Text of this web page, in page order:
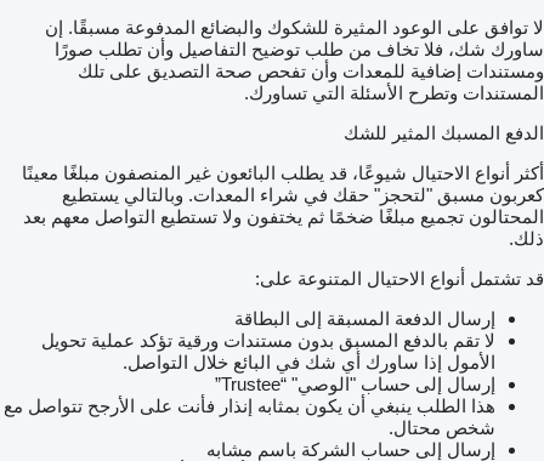
لا توافق على الوعود المثيرة للشكوك والبضائع المدفوعة مسبقًا. إن
ساورك شك، فلا تخاف من طلب توضيح التفاصيل وأن تطلب صورًا
ومستندات إضافية للمعدات وأن تفحص صحة التصديق على تلك
المستندات وتطرح الأسئلة التي تساورك.
الدفع المسبك المثير للشك
أكثر أنواع الاحتيال شيوعًا، قد يطلب البائعون غير المنصفون مبلغًا معينًا
كعربون مسبق "لتحجز" حقك في شراء المعدات. وبالتالي يستطيع
المحتالون تجميع مبلغًا ضخمًا ثم يختفون ولا تستطيع التواصل معهم بعد
ذلك.
قد تشتمل أنواع الاحتيال المتنوعة على:
إرسال الدفعة المسبقة إلى البطاقة
لا تقم بالدفع المسبق بدون مستندات ورقية تؤكد عملية تحويل
الأمول إذا ساورك أي شك في البائع خلال التواصل.
إرسال إلى حساب "الوصي" “Trustee”
هذا الطلب ينبغي أن يكون بمثابه إنذار فأنت على الأرجح تتواصل مع
شخص محتال.
إرسال إلى حساب الشركة باسم مشابه